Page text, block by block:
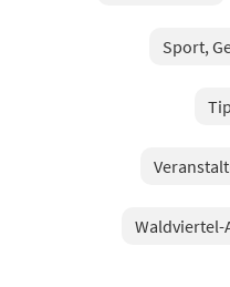
Sport,